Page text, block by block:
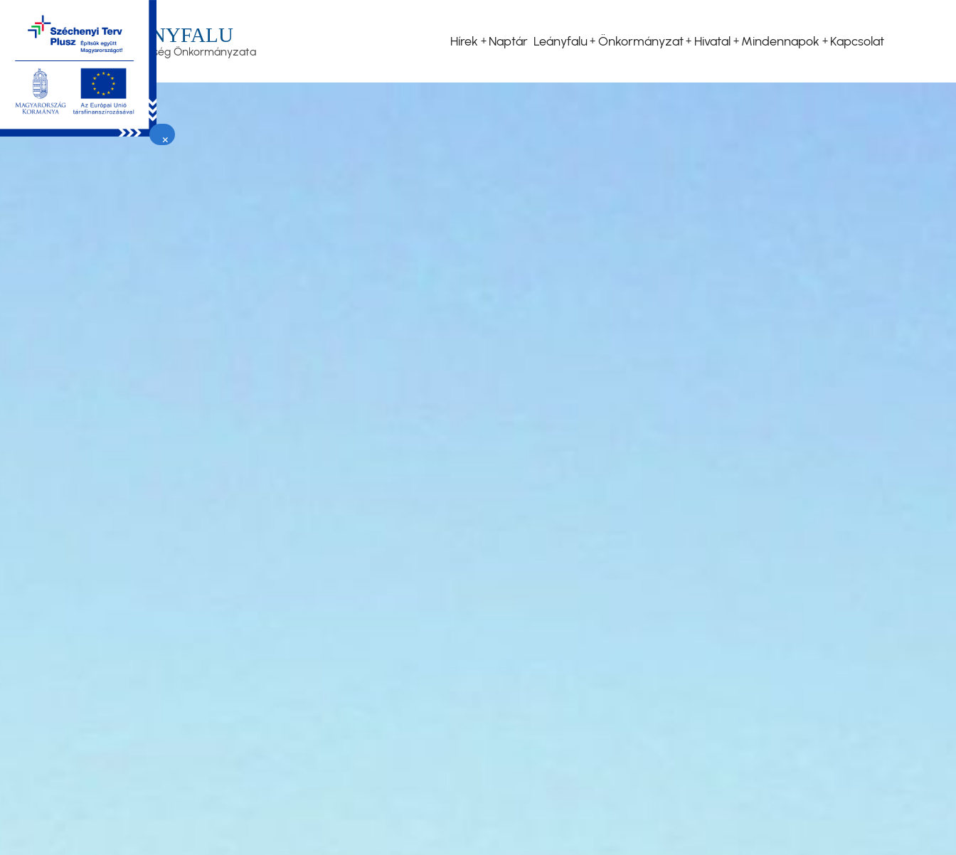
tartalomra
LEÁNYFALU
Nagyközség Önkormányzata
×
navigáció
Hírek Naptár Leányfalu Önkormányzat Hivatal Mindennapok Kapcsolat